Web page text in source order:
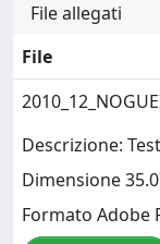
File allegati
File
Descrizione:
Dimensione
Formato Adobe